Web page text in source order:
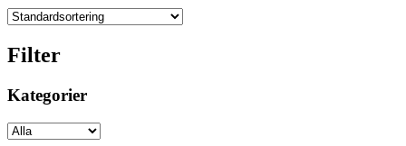
Filter
Kategorier